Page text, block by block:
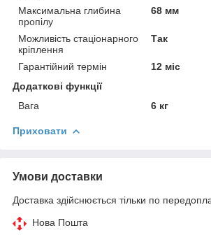
Максимальна глибина
пропілу
68 мм
Можливість стаціонарного
кріплення
Так
Гарантійний термін
12 міс
Додаткові функції
Вага
6 кг
Приховати
Умови доставки
Доставка здійснюється тільки по
Нова Пошта